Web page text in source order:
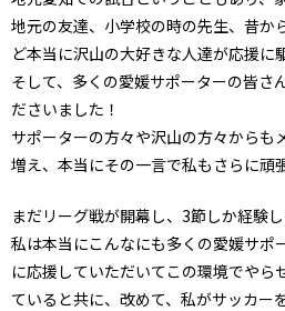
地元の友達、小学校の時の先生、昔か
ど本当に沢山の大好きな人達が応援に
そして、多くの愛媛サポーターの皆さ
ださいました！
サポーターの方々や沢山の方々からも
増え、本当にその一言で私もさらに頑
まだリーグ戦が開幕し、3節しか経験
私は本当にこんなにも多くの愛媛サポ
に応援していただいてこの環境でやら
ていると共に、改めて、私がサッカー